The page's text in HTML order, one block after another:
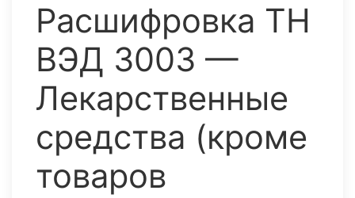
Расшифровка ТН
ВЭД 3003 —
Лекарственные
средства (кроме
товаров